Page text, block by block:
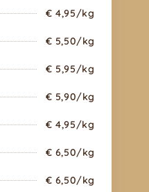
€ 4,95/kg
€ 5,50/kg
€ 5,95/kg
€ 5,90/kg
€ 4,95/kg
€ 6,50/kg
€ 6,50/kg